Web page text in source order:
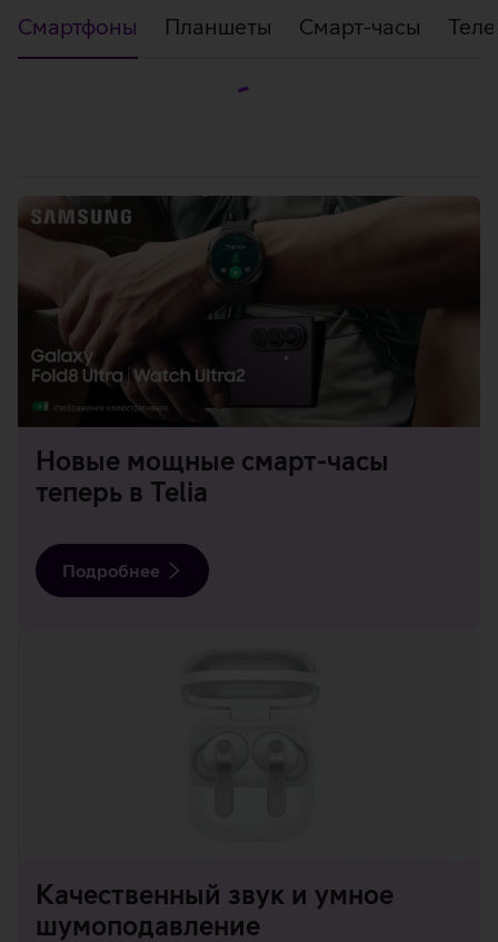
Samsungi
Смартфоны Планшеты Смарт-часы
Предложения
Новые мощные смарт-часы
теперь в Telia
Подробнее
Качественный звук и умное
шумоподавление